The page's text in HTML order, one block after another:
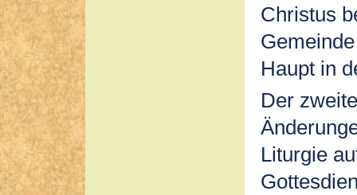
Christus
Haupt in
Der
Liturgie